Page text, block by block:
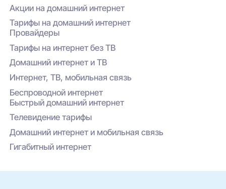
Акции на домашний интернет
Тарифы на домашний интернет
Провайдеры
Тарифы на интернет без ТВ
Домашний интернет и ТВ
Интернет, ТВ, мобильная связь
Беспроводной интернет
Быстрый домашний интернет
Телевидение тарифы
Домашний интернет и мобильная связь
Гигабитный интернет